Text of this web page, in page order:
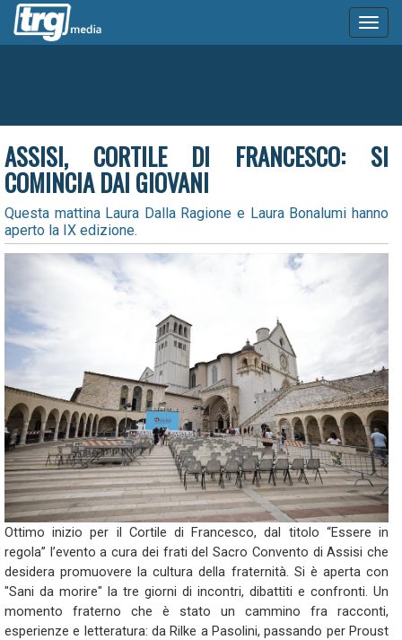
ASSISI, CORTILE DI FRANCESCO: SI
COMINCIA DAI GIOVANI
Questa mattina Laura Dalla Ragione e Laura Bonalumi hanno
aperto la IX edizione.
Ottimo inizio per il Cortile di Francesco, dal titolo “Essere in
regola” l’evento a cura dei frati del Sacro Convento di Assisi che
desidera promuovere la cultura della fraternità. Si è aperta con
"Sani da morire" la tre giorni di incontri, dibattiti e confronti. Un
momento fraterno che è stato un cammino fra racconti,
esperienze e letteratura: da Rilke a Pasolini, passando per Proust